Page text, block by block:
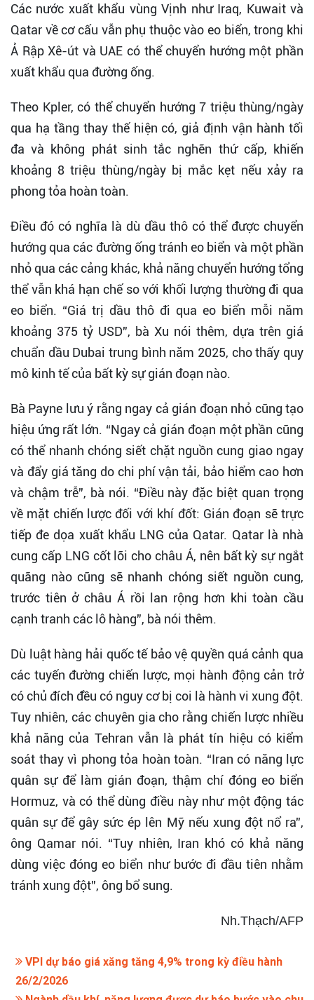
Các nước xuất khẩu vùng Vịnh như Iraq, Kuwait và
Qatar về cơ cấu vẫn phụ thuộc vào eo biển, trong khi
Ả Rập Xê-út và UAE có thể chuyển hướng một phần
xuất khẩu qua đường ống.
Theo Kpler, có thể chuyển hướng 7 triệu thùng/ngày
qua hạ tầng thay thế hiện có, giả định vận hành tối
đa và không phát sinh tắc nghẽn thứ cấp, khiến
khoảng 8 triệu thùng/ngày bị mắc kẹt nếu xảy ra
phong tỏa hoàn toàn.
Điều đó có nghĩa là dù dầu thô có thể được chuyển
hướng qua các đường ống tránh eo biển và một phần
nhỏ qua các cảng khác, khả năng chuyển hướng tổng
thể vẫn khá hạn chế so với khối lượng thường đi qua
eo biển. “Giá trị dầu thô đi qua eo biển mỗi năm
khoảng 375 tỷ USD”, bà Xu nói thêm, dựa trên giá
chuẩn dầu Dubai trung bình năm 2025, cho thấy quy
mô kinh tế của bất kỳ sự gián đoạn nào.
Bà Payne lưu ý rằng ngay cả gián đoạn nhỏ cũng tạo
hiệu ứng rất lớn. “Ngay cả gián đoạn một phần cũng
có thể nhanh chóng siết chặt nguồn cung giao ngay
và đẩy giá tăng do chi phí vận tải, bảo hiểm cao hơn
và chậm trễ”, bà nói. “Điều này đặc biệt quan trọng
về mặt chiến lược đối với khí đốt: Gián đoạn sẽ trực
tiếp đe dọa xuất khẩu LNG của Qatar. Qatar là nhà
cung cấp LNG cốt lõi cho châu Á, nên bất kỳ sự ngắt
quãng nào cũng sẽ nhanh chóng siết nguồn cung,
trước tiên ở châu Á rồi lan rộng hơn khi toàn cầu
cạnh tranh các lô hàng”, bà nói thêm.
Dù luật hàng hải quốc tế bảo vệ quyền quá cảnh qua
các tuyến đường chiến lược, mọi hành động cản trở
có chủ đích đều có nguy cơ bị coi là hành vi xung đột.
Tuy nhiên, các chuyên gia cho rằng chiến lược nhiều
khả năng của Tehran vẫn là phát tín hiệu có kiểm
soát thay vì phong tỏa hoàn toàn. “Iran có năng lực
quân sự để làm gián đoạn, thậm chí đóng eo biển
Hormuz, và có thể dùng điều này như một động tác
quân sự để gây sức ép lên Mỹ nếu xung đột nổ ra”,
ông Qamar nói. “Tuy nhiên, Iran khó có khả năng
dùng việc đóng eo biển như bước đi đầu tiên nhằm
tránh xung đột”, ông bổ sung.
Nh.Thạch/AFP
VPI dự báo giá xăng tăng 4,9% trong kỳ điều hành
26/2/2026